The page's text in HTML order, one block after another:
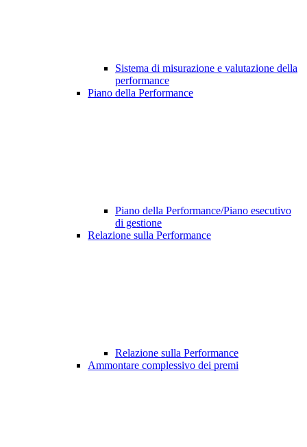
Sistema di misurazione e valutazione della
performance
Piano della Performance
Piano della Performance/Piano esecutivo
di gestione
Relazione sulla Performance
Relazione sulla Performance
Ammontare complessivo dei premi